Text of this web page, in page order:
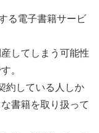
る電子書籍サービ
してしまう可能性
。
約している人しか
書籍を取り扱って